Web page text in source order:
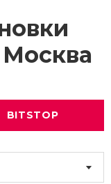
Москва
BITSTOP